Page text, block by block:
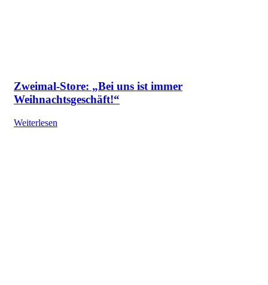
Zweimal-Store: „Bei uns ist immer
Weihnachtsgeschäft!“
Weiterlesen